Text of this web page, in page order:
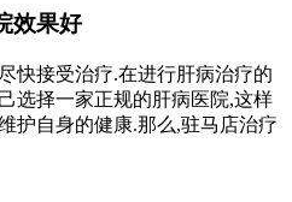
效果好
接受治疗.在进行肝病治疗的
选择一家正规的肝病医院,这样
护自身的健康.那么,驻马店治疗